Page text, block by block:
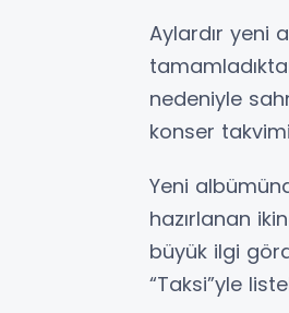
Aylardır yeni
nedeniyle
konser
Yeni
hazırlanan
büyük ilgi
“Taksi”yle